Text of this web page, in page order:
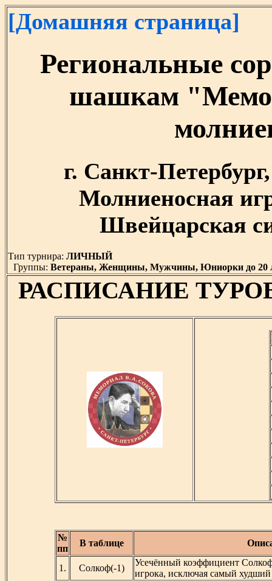
[Домашняя страница]
Региональные
шашкам
г. Санкт-
Молниеносная
Швейцарская
Тип турнира: ЛИЧНЫЙ
Группы: Ветераны, Женщины, Мужчины, Юниорки до 20
РАСПИСАНИЕ
№
пп
В таблице
1. Солкоф(-1)
Усечённый коэффициент
игрока, исключая самый худший